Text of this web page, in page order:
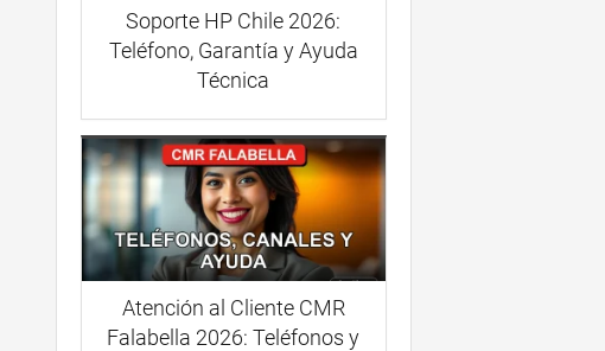
Soporte HP Chile 2026:
Teléfono, Garantía y Ayuda
Técnica
Atención al Cliente CMR
Falabella 2026: Teléfonos y